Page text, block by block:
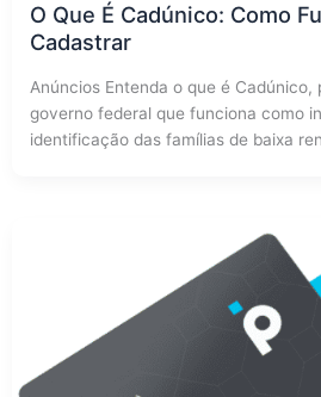
O Que É Cadúnico: Como
Cadastrar
Anúncios Entenda o que é Cadúnico,
governo federal que funciona como
identificação das famílias de baixa